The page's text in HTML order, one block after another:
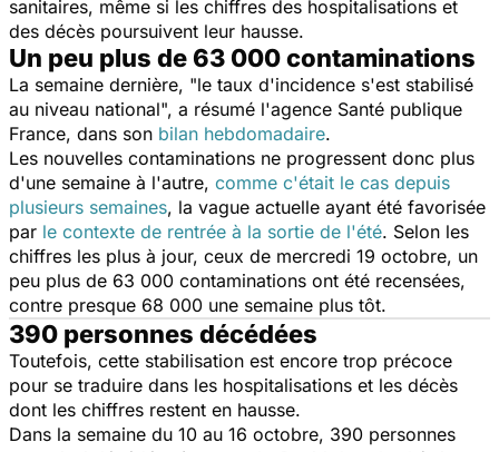
sanitaires, même si les chiffres des hospitalisations et
des décès poursuivent leur hausse.
Un peu plus de 63 000 contaminations
La semaine dernière, "le taux d'incidence s'est stabilisé
au niveau national", a résumé l'agence Santé publique
France, dans son bilan hebdomadaire.
Les nouvelles contaminations ne progressent donc plus
d'une semaine à l'autre, comme c'était le cas depuis
plusieurs semaines, la vague actuelle ayant été favorisée
par le contexte de rentrée à la sortie de l'été. Selon les
chiffres les plus à jour, ceux de mercredi 19 octobre, un
peu plus de 63 000 contaminations ont été recensées,
contre presque 68 000 une semaine plus tôt.
390 personnes décédées
Toutefois, cette stabilisation est encore trop précoce
pour se traduire dans les hospitalisations et les décès
dont les chiffres restent en hausse.
Dans la semaine du 10 au 16 octobre, 390 personnes